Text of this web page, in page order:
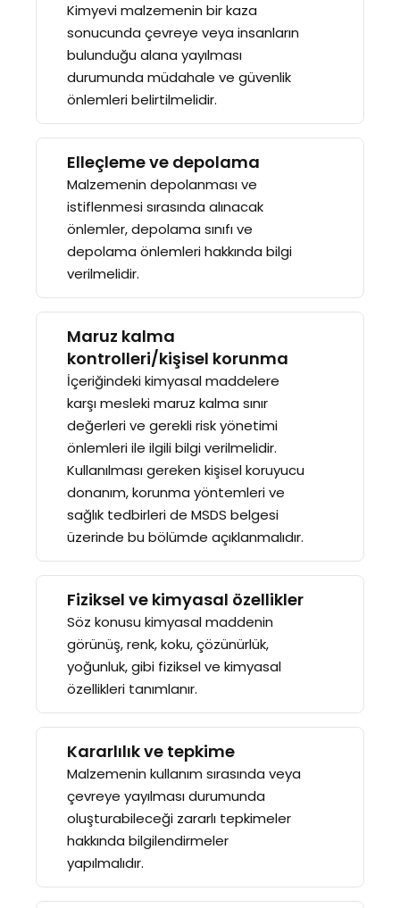
Kimyevi malzemenin bir kaza
sonucunda çevreye veya insanların
bulunduğu alana yayılması
durumunda müdahale ve güvenlik
önlemleri belirtilmelidir.
Elleçleme ve depolama
Malzemenin depolanması ve
istiflenmesi sırasında alınacak
önlemler, depolama sınıfı ve
depolama önlemleri hakkında bilgi
verilmelidir.
Maruz kalma
kontrolleri/kişisel korunma
İçeriğindeki kimyasal maddelere
karşı mesleki maruz kalma sınır
değerleri ve gerekli risk yönetimi
önlemleri ile ilgili bilgi verilmelidir.
Kullanılması gereken kişisel koruyucu
donanım, korunma yöntemleri ve
sağlık tedbirleri de MSDS belgesi
üzerinde bu bölümde açıklanmalıdır.
Fiziksel ve kimyasal özellikler
Söz konusu kimyasal maddenin
görünüş, renk, koku, çözünürlük,
yoğunluk, gibi fiziksel ve kimyasal
özellikleri tanımlanır.
Kararlılık ve tepkime
Malzemenin kullanım sırasında veya
çevreye yayılması durumunda
oluşturabileceği zararlı tepkimeler
hakkında bilgilendirmeler
yapılmalıdır.